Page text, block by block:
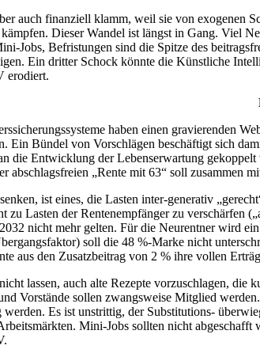
auch finanziell klamm, weil sie von exogenen
Dieser Wandel ist längst in Gang. Viel
Jobs, Befristungen sind die Spitze des
Ein dritter Schock könnte die Künstliche
erodiert.
haben einen gravierenden
Ein Bündel von Vorschlägen beschäftigt sich
die Entwicklung der Lebenserwartung
abschlagsfreien „Rente mit 63“ soll zusammen
ist eines, die Lasten inter-generativ
zu Lasten der Rentenempfänger zu verschärfen
nicht mehr gelten. Für die Neurentner wird
soll die 48 %-Marke nicht
aus den Zusatzbeitrag von 2 % ihre vollen
lassen, auch alte Rezepte vorzuschlagen,
Vorstände sollen zwangsweise Mitglied
Es ist unstrittig, der Substitutions-
Mini-Jobs sollten nicht